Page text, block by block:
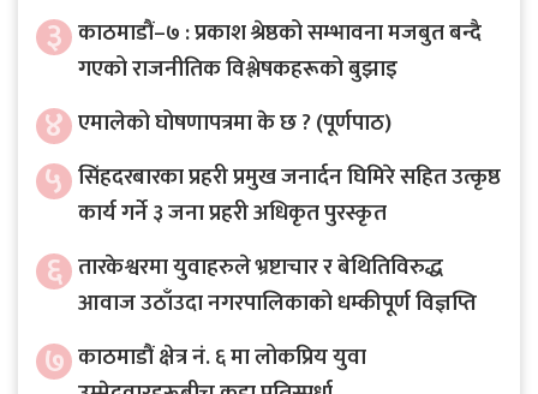
३ काठमाडौं–७ : प्रकाश श्रेष्ठको सम्भावना मजबुत बन्दै
गएको राजनीतिक विश्लेषकहरूको बुझाइ
४ एमालेको घोषणापत्रमा के छ ? (पूर्णपाठ)
५ सिंहदरबारका प्रहरी प्रमुख जनार्दन घिमिरे सहित उत्कृष्ठ
कार्य गर्ने ३ जना प्रहरी अधिकृत पुरस्कृत
६ तारकेश्वरमा युवाहरुले भ्रष्टाचार र बेथितिविरुद्ध
आवाज उठाँउदा नगरपालिकाको धम्कीपूर्ण विज्ञप्ति
७ काठमाडौं क्षेत्र नं. ६ मा लोकप्रिय युवा